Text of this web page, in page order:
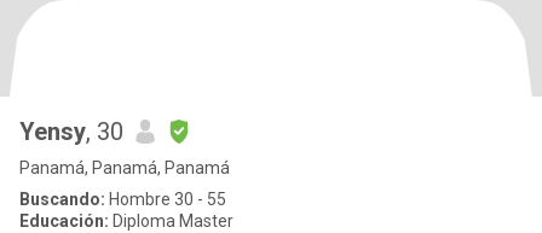
Yensy, 30
Panamá, Panamá, Panamá
Buscando: Hombre 30 - 55
Educación: Diploma Master